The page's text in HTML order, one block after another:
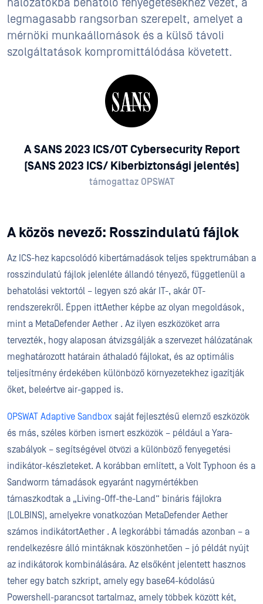
hálózatokba behatoló fenyegetésekhez vezet, a
legmagasabb rangsorban szerepelt, amelyet a
mérnöki munkaállomások és a külső távoli
szolgáltatások kompromittálódása követett.
A SANS 2023 ICS/OT Cybersecurity Report
(SANS 2023 ICS/ Kiberbiztonsági jelentés)
támogattaz OPSWAT
A közös nevező: Rosszindulatú fájlok
Az ICS-hez kapcsolódó kibertámadások teljes spektrumában a
rosszindulatú fájlok jelenléte állandó tényező, függetlenül a
behatolási vektortól – legyen szó akár IT-, akár OT-
rendszerekről. Éppen ittAether képbe az olyan megoldások,
mint a MetaDefender Aether . Az ilyen eszközöket arra
tervezték, hogy alaposan átvizsgálják a szervezet hálózatának
meghatározott határain áthaladó fájlokat, és az optimális
teljesítmény érdekében különböző környezetekhez igazítják
őket, beleértve air-gapped is.
OPSWAT Adaptive Sandbox saját fejlesztésű elemző eszközök
és más, széles körben ismert eszközök – például a Yara-
szabályok – segítségével ötvözi a különböző fenyegetési
indikátor-készleteket. A korábban említett, a Volt Typhoon és a
Sandworm támadások egyaránt nagymértékben
támaszkodtak a „Living-Off-the-Land” bináris fájlokra
(LOLBINS), amelyekre vonatkozóan MetaDefender Aether
számos indikátortAether . A legkorábbi támadás azonban – a
rendelkezésre álló mintáknak köszönhetően – jó példát nyújt
az indikátorok kombinálására. Az elsőként jelentett hasznos
teher egy batch szkript, amely egy base64-kódolású
Powershell-parancsot tartalmaz, amely többek között két,